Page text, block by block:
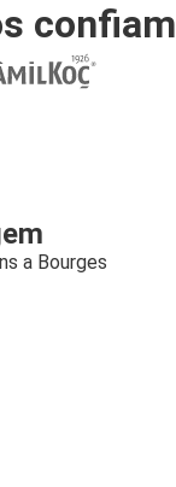
a Bourges